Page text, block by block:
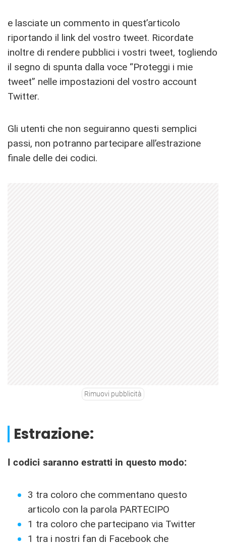
e lasciate un commento in quest’articolo
riportando il link del vostro tweet. Ricordate
inoltre di rendere pubblici i vostri tweet, togliendo
il segno di spunta dalla voce “Proteggi i mie
tweet” nelle impostazioni del vostro account
Twitter.
Gli utenti che non seguiranno questi semplici
passi, non potranno partecipare all’estrazione
finale delle dei codici.
Rimuovi pubblicità
Estrazione:
I codici saranno estratti in questo modo:
3 tra coloro che commentano questo
articolo con la parola PARTECIPO
1 tra coloro che partecipano via Twitter
1 tra i nostri fan di Facebook che